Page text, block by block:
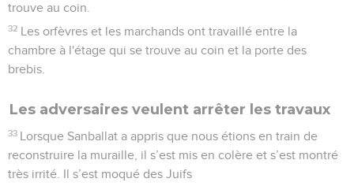
trouve au coin.
32 Les orfèvres et les marchands ont travaillé entre la
chambre à l'étage qui se trouve au coin et la porte des
brebis.
Les adversaires veulent arrêter les travaux
33 Lorsque Sanballat a appris que nous étions en train de
reconstruire la muraille, il s’est mis en colère et s’est montré
très irrité. Il s’est moqué des Juifs